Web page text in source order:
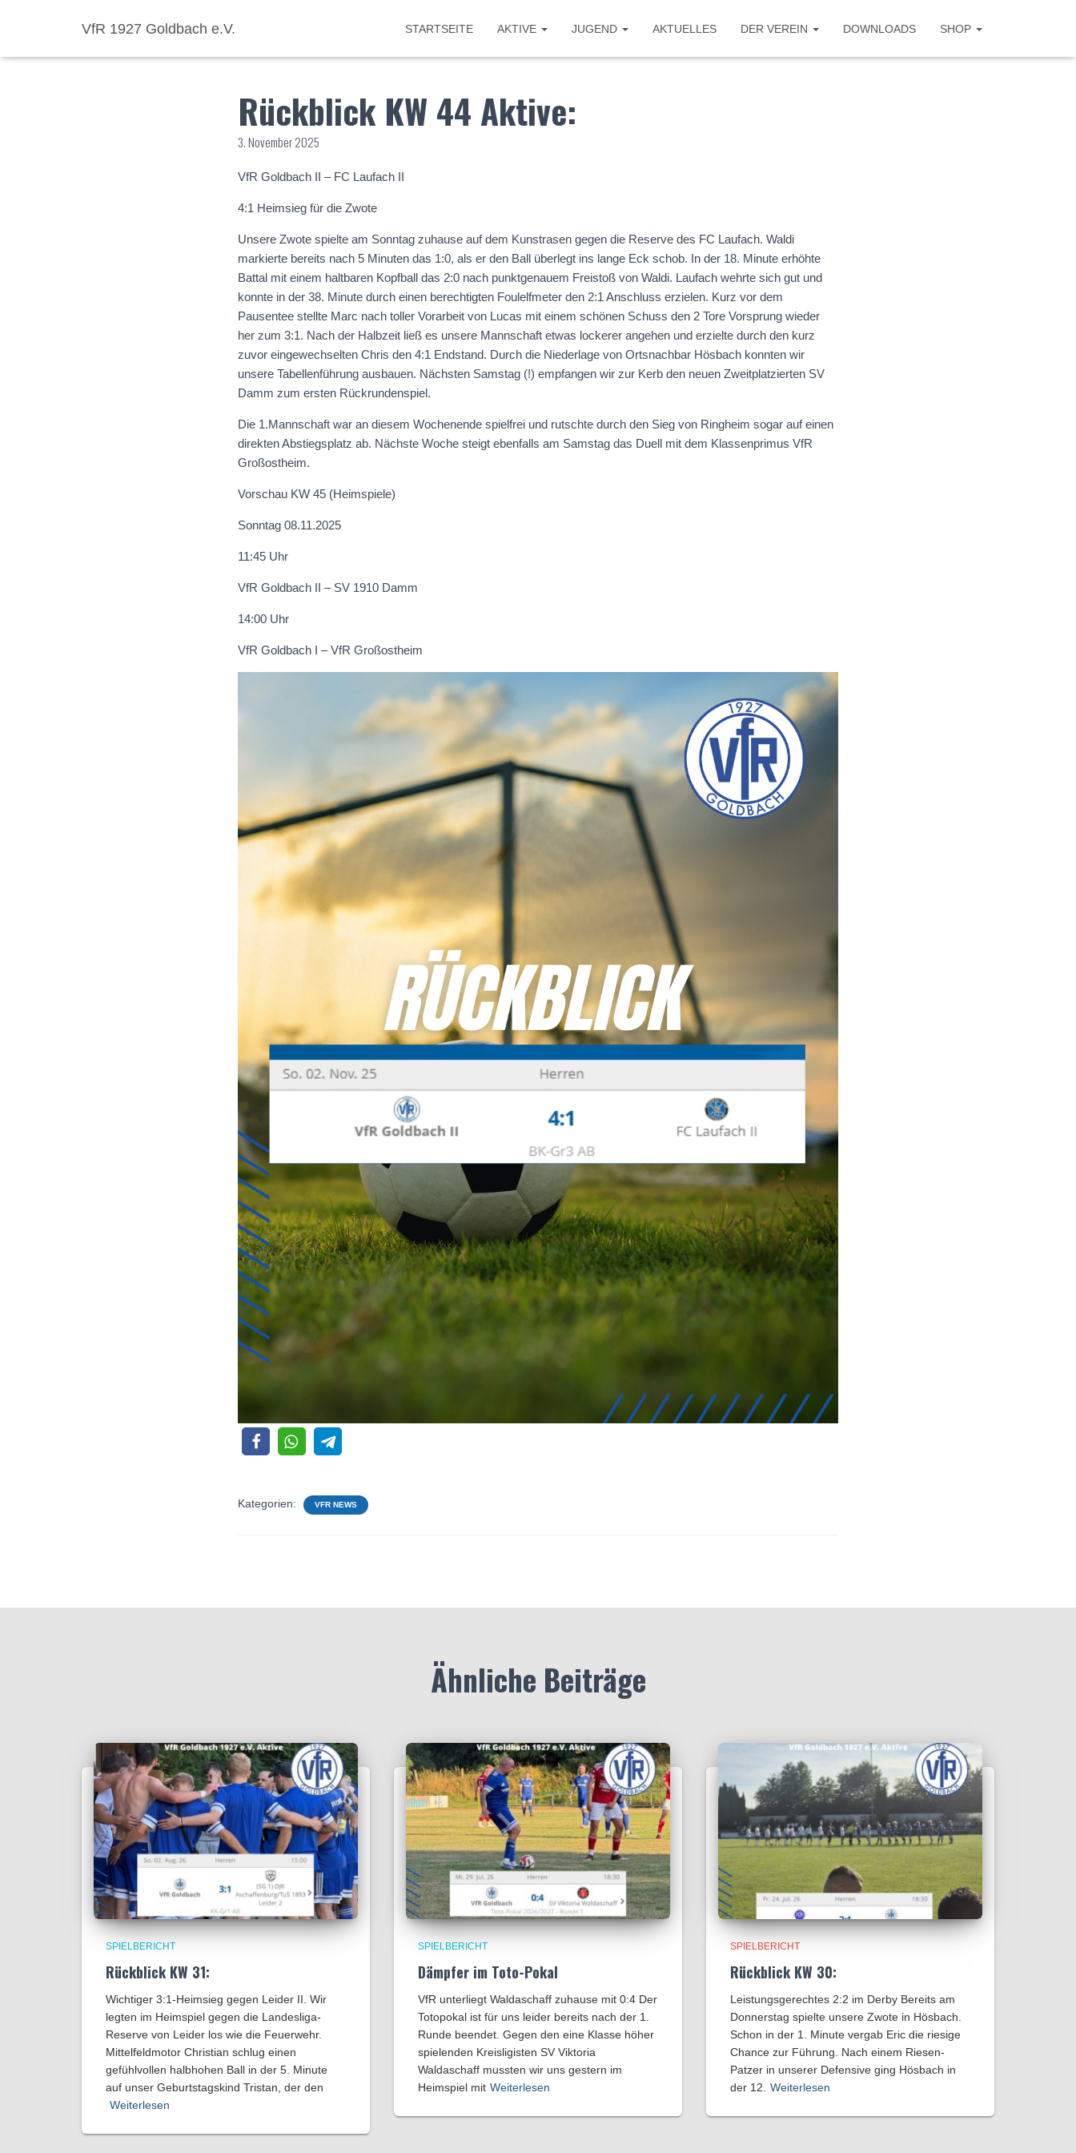
VfR 1927 Goldbach e.V. STARTSEITE AKTIVE JUGEND AKTUELLES DER VEREIN DOWNLOADS SHOP
Rückblick KW 44 Aktive:
3. November 2025
VfR Goldbach II – FC Laufach II
4:1 Heimsieg für die Zwote
Unsere Zwote spielte am Sonntag zuhause auf dem Kunstrasen gegen die Reserve des FC Laufach. Waldi
markierte bereits nach 5 Minuten das 1:0, als er den Ball überlegt ins lange Eck schob. In der 18. Minute erhöhte
Battal mit einem haltbaren Kopfball das 2:0 nach punktgenauem Freistoß von Waldi. Laufach wehrte sich gut und
konnte in der 38. Minute durch einen berechtigten Foulelfmeter den 2:1 Anschluss erzielen. Kurz vor dem
Pausentee stellte Marc nach toller Vorarbeit von Lucas mit einem schönen Schuss den 2 Tore Vorsprung wieder
her zum 3:1. Nach der Halbzeit ließ es unsere Mannschaft etwas lockerer angehen und erzielte durch den kurz
zuvor eingewechselten Chris den 4:1 Endstand. Durch die Niederlage von Ortsnachbar Hösbach konnten wir
unsere Tabellenführung ausbauen. Nächsten Samstag (!) empfangen wir zur Kerb den neuen Zweitplatzierten SV
Damm zum ersten Rückrundenspiel.
Die 1.Mannschaft war an diesem Wochenende spielfrei und rutschte durch den Sieg von Ringheim sogar auf einen
direkten Abstiegsplatz ab. Nächste Woche steigt ebenfalls am Samstag das Duell mit dem Klassenprimus VfR
Großostheim.
Vorschau KW 45 (Heimspiele)
Sonntag 08.11.2025
11:45 Uhr
VfR Goldbach II – SV 1910 Damm
14:00 Uhr
VfR Goldbach I – VfR Großostheim
Kategorien: VFR NEWS
Ähnliche Beiträge
SPIELBERICHT
Rückblick KW 31:
Wichtiger 3:1-Heimsieg gegen Leider II. Wir
legten im Heimspiel gegen die Landesliga-
Reserve von Leider los wie die Feuerwehr.
Mittelfeldmotor Christian schlug einen
gefühlvollen halbhohen Ball in der 5. Minute
auf unser Geburtstagskind Tristan, der den
Weiterlesen
SPIELBERICHT
Dämpfer im Toto-Pokal
VfR unterliegt Waldaschaff zuhause mit 0:4​ Der
Totopokal ist für uns leider bereits nach der 1.
Runde beendet. Gegen den eine Klasse höher
spielenden Kreisligisten SV Viktoria
Waldaschaff mussten wir uns gestern im
Heimspiel mit Weiterlesen
SPIELBERICHT
Rückblick KW 30:
Leistungsgerechtes 2:2 im Derby Bereits am
Donnerstag spielte unsere Zwote in Hösbach.
Schon in der 1. Minute vergab Eric die riesige
Chance zur Führung. Nach einem Riesen-
Patzer in unserer Defensive ging Hösbach in
der 12.
Weiterlesen